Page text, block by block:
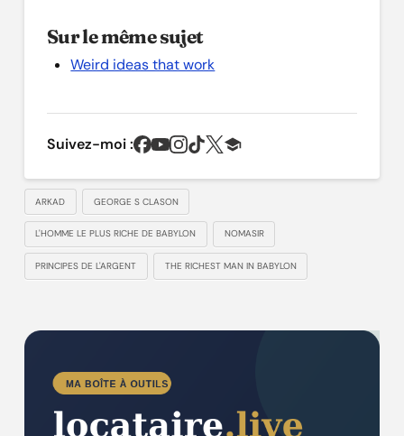
Sur le même sujet
Weird ideas that work
Suivez-moi :
ARKAD GEORGE S CLASON
L'HOMME LE PLUS RICHE DE BABYLON NOMASIR
PRINCIPES DE L'ARGENT THE RICHEST MAN IN BABYLON